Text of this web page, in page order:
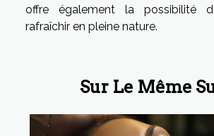
offre également la possibilité
rafraîchir en pleine nature.
Sur Le Même